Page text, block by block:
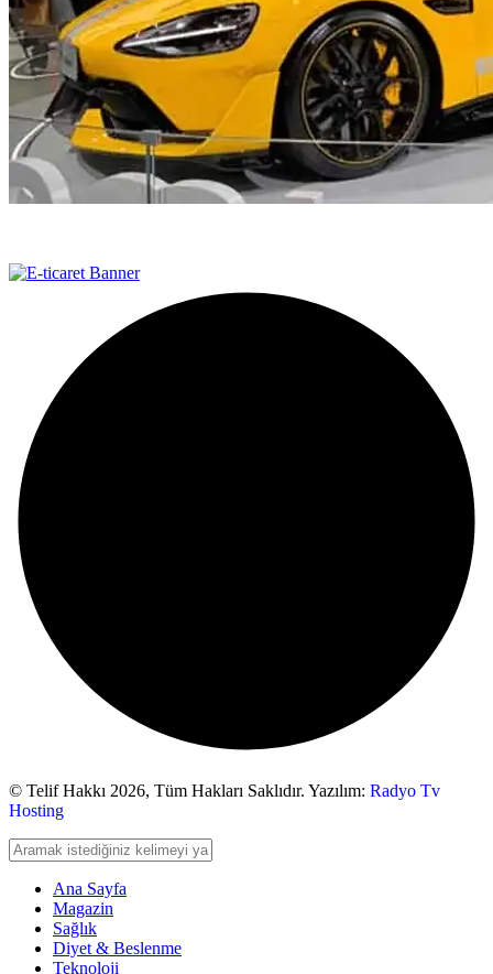
© Telif Hakkı 2026, Tüm Hakları Saklıdır. Yazılım: Radyo Tv
Hosting
Ana Sayfa
Magazin
Sağlık
Diyet & Beslenme
Teknoloji